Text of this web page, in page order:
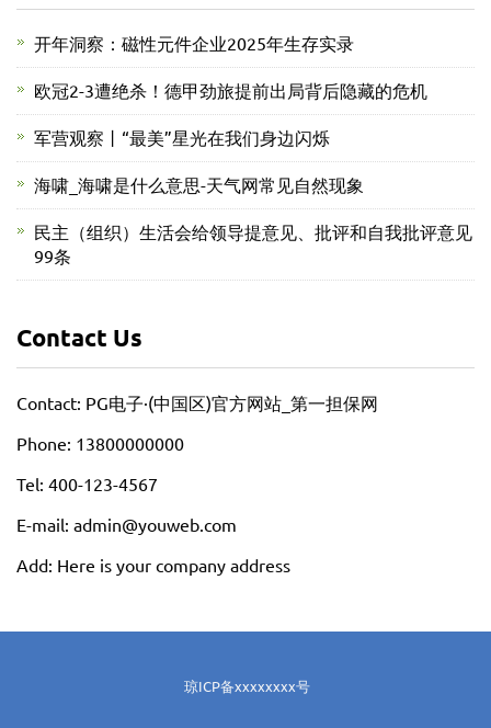
开年洞察：磁性元件企业2025年生存实录
欧冠2-3遭绝杀！德甲劲旅提前出局背后隐藏的危机
军营观察丨“最美”星光在我们身边闪烁
海啸_海啸是什么意思-天气网常见自然现象
民主（组织）生活会给领导提意见、批评和自我批评意见
99条
Contact Us
Contact: PG电子·(中国区)官方网站_第一担保网
Phone: 13800000000
Tel: 400-123-4567
E-mail: admin@youweb.com
Add: Here is your company address
琼ICP备xxxxxxxx号